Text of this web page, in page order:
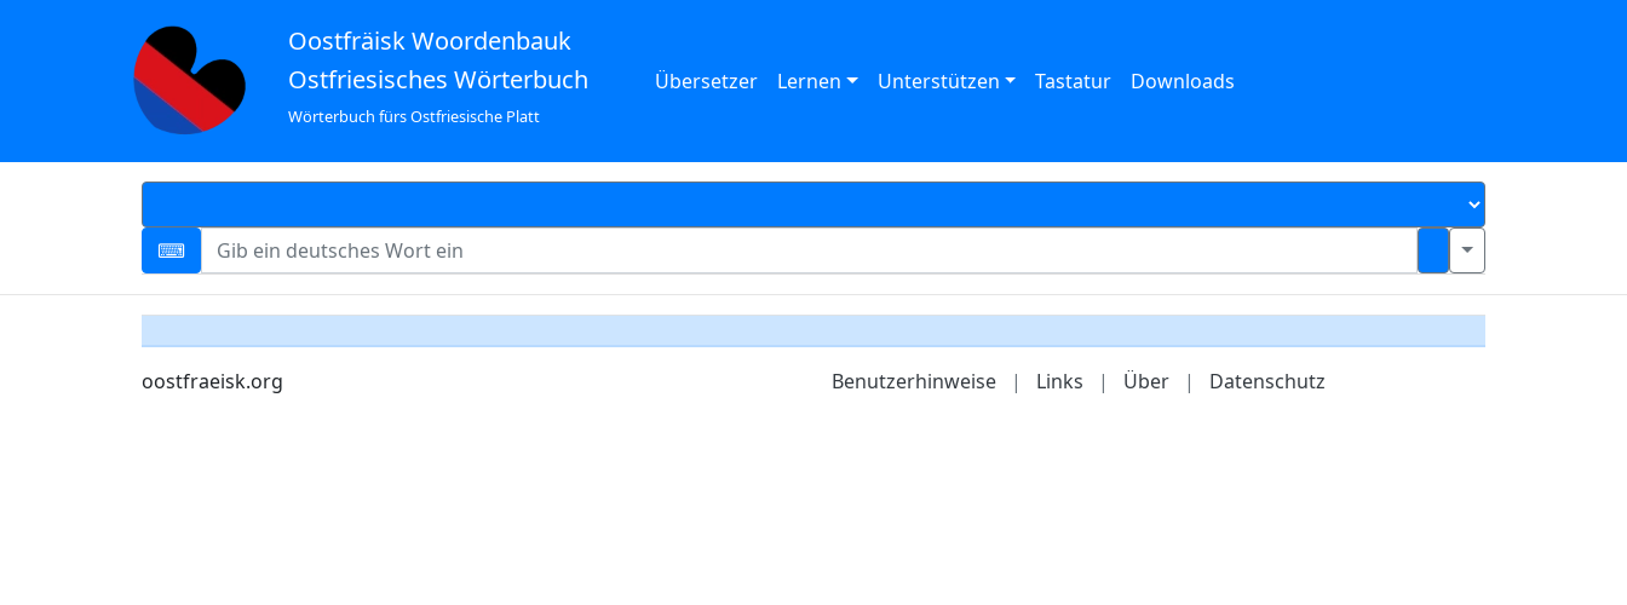
Oostfräisk Woordenbauk
Ostfriesisches Wörterbuch
Wörterbuch fürs Ostfriesische Platt
Übersetzer Lernen Unterstützen Tastatur Downloads
oostfraeisk.org Benutzerhinweise | Links | Über | Datenschutz